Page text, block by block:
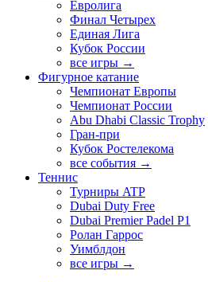
Евролига
Финал Четырех
Единая Лига
Кубок России
все игры →
Фигурное катание
Чемпионат Европы
Чемпионат России
Abu Dhabi Classic Trophy
Гран-при
Кубок Ростелекома
все события →
Теннис
Турниры ATP
Dubai Duty Free
Dubai Premier Padel P1
Ролан Гаррос
Уимблдон
все игры →